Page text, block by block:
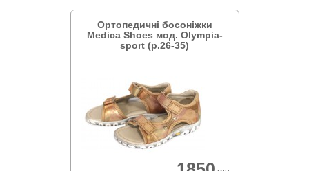
Ортопедичні босоніжки
Medica Shoes мод. Olympia-
sport (р.26-35)